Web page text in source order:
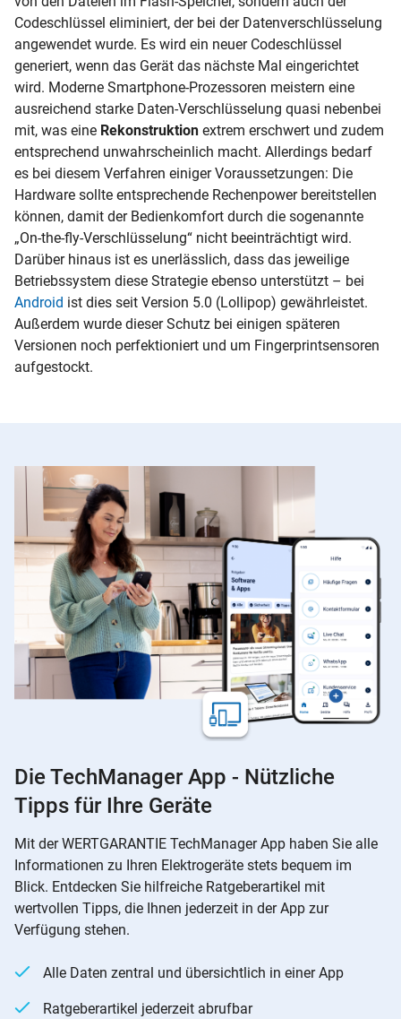
Codeschlüssel eliminiert, der bei der Datenverschlüsselung
angewendet wurde. Es wird ein neuer Codeschlüssel
generiert, wenn das Gerät das nächste Mal eingerichtet
wird. Moderne Smartphone-Prozessoren meistern eine
ausreichend starke Daten-Verschlüsselung quasi nebenbei
mit, was eine Rekonstruktion extrem erschwert und zudem
entsprechend unwahrscheinlich macht. Allerdings bedarf
es bei diesem Verfahren einiger Voraussetzungen: Die
Hardware sollte entsprechende Rechenpower bereitstellen
können, damit der Bedienkomfort durch die sogenannte
„On-the-fly-Verschlüsselung“ nicht beeinträchtigt wird.
Darüber hinaus ist es unerlässlich, dass das jeweilige
Betriebssystem diese Strategie ebenso unterstützt – bei
Android ist dies seit Version 5.0 (Lollipop) gewährleistet.
Außerdem wurde dieser Schutz bei einigen späteren
Versionen noch perfektioniert und um Fingerprintsensoren
aufgestockt.
Die TechManager App - Nützliche
Tipps für Ihre Geräte
Mit der WERTGARANTIE TechManager App haben Sie alle
Informationen zu Ihren Elektrogeräte stets bequem im
Blick. Entdecken Sie hilfreiche Ratgeberartikel mit
wertvollen Tipps, die Ihnen jederzeit in der App zur
Verfügung stehen.
Alle Daten zentral und übersichtlich in einer App
Ratgeberartikel jederzeit abrufbar